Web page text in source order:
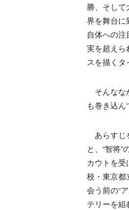
勝、そし
界を舞台に
自体への
実を超えら
スを描くタ
そんなな
も巻き込ん
あらすじ
と、“智将
カウトを
校・東京都
会う前の“
テリーを組